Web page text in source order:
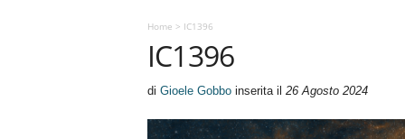
r
Home > IC1396
IC1396
di Gioele Gobboinserita il 26 Agosto 2024